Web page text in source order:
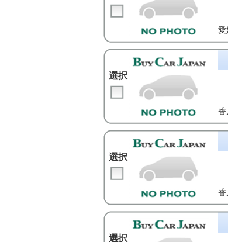
愛
選択
香
選択
香
選択